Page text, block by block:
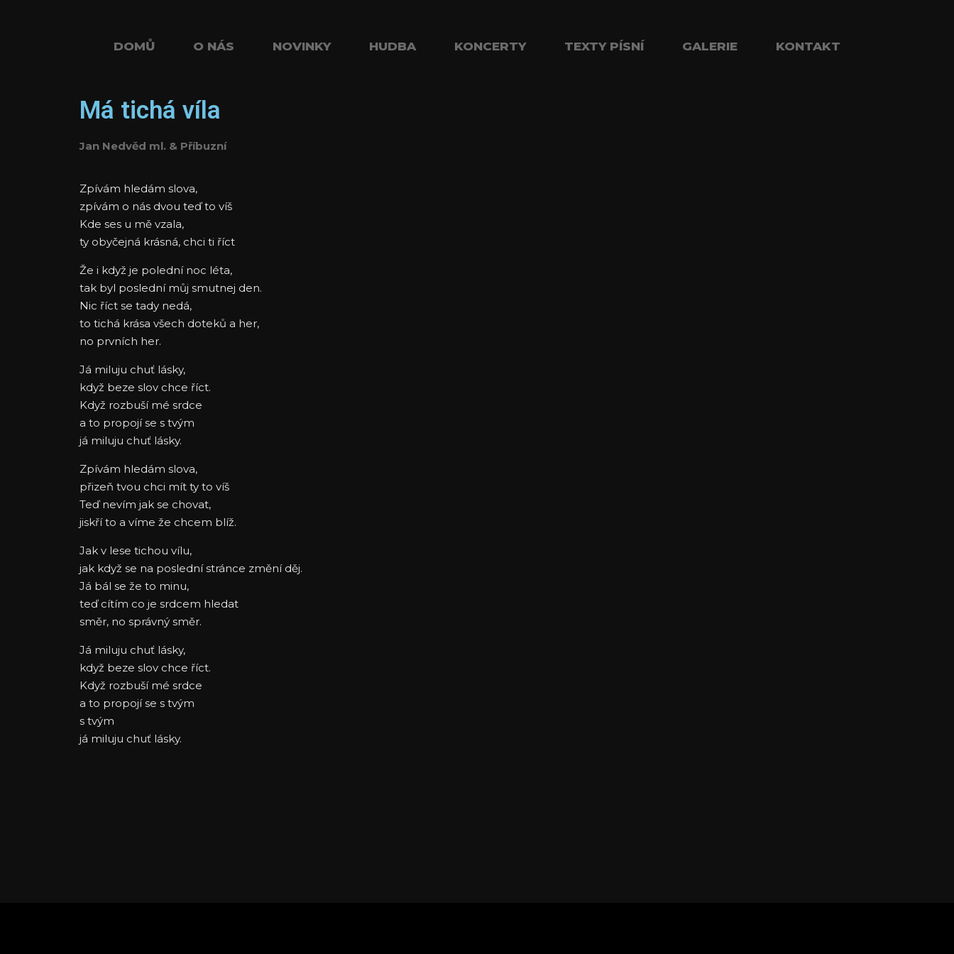
DOMŮ O NÁS NOVINKY HUDBA KONCERTY TEXTY PÍSNÍ GALERIE KONTAKT
Má tichá víla
Jan Nedvěd ml. & Příbuzní
Zpívám hledám slova,
zpívám o nás dvou teď to víš
Kde ses u mě vzala,
ty obyčejná krásná, chci ti říct
Že i když je polední noc léta,
tak byl poslední můj smutnej den.
Nic říct se tady nedá,
to tichá krása všech doteků a her,
no prvních her.
Já miluju chuť lásky,
když beze slov chce říct.
Když rozbuší mé srdce
a to propojí se s tvým
já miluju chuť lásky.
Zpívám hledám slova,
přizeň tvou chci mít ty to víš
Teď nevím jak se chovat,
jiskří to a víme že chcem blíž.
Jak v lese tichou vílu,
jak když se na poslední stránce změní děj.
Já bál se že to minu,
teď cítím co je srdcem hledat
směr, no správný směr.
Já miluju chuť lásky,
když beze slov chce říct.
Když rozbuší mé srdce
a to propojí se s tvým
s tvým
já miluju chuť lásky.